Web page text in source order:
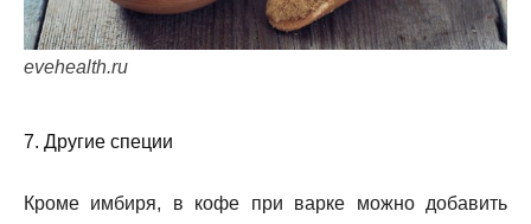
evehealth.ru
7. Другие специи
Кроме имбиря, в кофе при варке можно добавить